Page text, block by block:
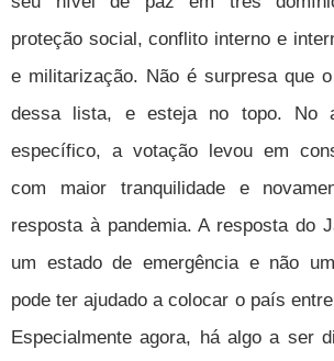
proteção social, conflito interno e
e militarização. Não é surpresa que
dessa lista, e esteja no topo. No
específico, a votação levou em
com maior tranquilidade e
resposta à pandemia. A resposta do
um estado de emergência e não
pode ter ajudado a colocar o país
Especialmente agora, há algo a ser